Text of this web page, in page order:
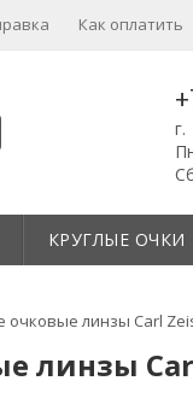
Как оплатить
КРУГЛЫЕ ОЧКИ
линзы Carl
Carl